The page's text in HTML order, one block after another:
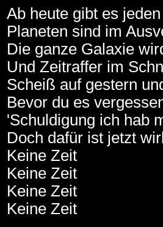
Ab heute gibt es
Planeten sind im
Die ganze Galaxie
Und Zeitraffer im
Scheiß auf gestern
Bevor du es
'Schuldigung ich hab
Doch dafür ist jetzt
Keine Zeit
Keine Zeit
Keine Zeit
Keine Zeit